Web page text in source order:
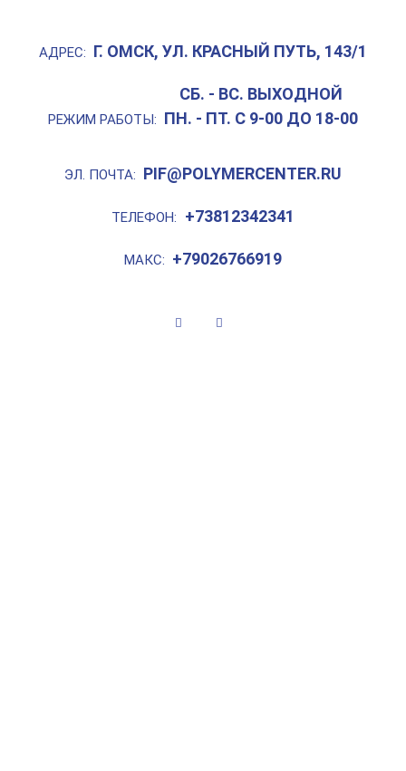
АДРЕС: Г. ОМСК, УЛ. КРАСНЫЙ ПУТЬ, 143/1
РЕЖИМ РАБОТЫ:
СБ. - ВС. ВЫХОДНОЙ
ПН. - ПТ. С 9-00 ДО 18-00
ЭЛ. ПОЧТА: PIF@POLYMERCENTER.RU
ТЕЛЕФОН: +73812342341
МАКС: +79026766919